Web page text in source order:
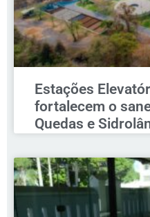
Estações
fortalecem o
Quedas e